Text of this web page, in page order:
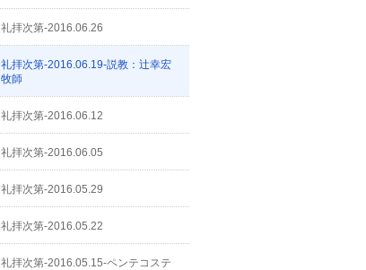
礼拝次第-2016.06.26
礼拝次第-2016.06.19-説教：辻幸宏
牧師
礼拝次第-2016.06.12
礼拝次第-2016.06.05
礼拝次第-2016.05.29
礼拝次第-2016.05.22
礼拝次第-2016.05.15-ペンテコステ